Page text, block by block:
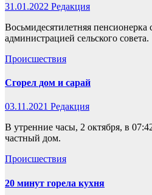
31.01.2022 Редакция
Восьмидесятилетняя пенсионерка
администрацией сельского совета.
Происшествия
Сгорел дом и сарай
03.11.2021 Редакция
В утренние часы, 2 октября, в
частный дом.
Происшествия
20 минут горела кухня